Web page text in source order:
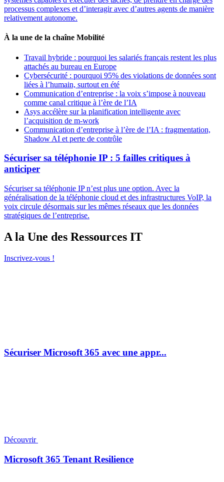
processus complexes et d’interagir avec d’autres agents de manière
relativement autonome.
À la une de la chaîne Mobilité
Travail hybride : pourquoi les salariés français restent les plus
attachés au bureau en Europe
Cybersécurité : pourquoi 95% des violations de données sont
liées à l’humain, surtout en été
Communication d’entreprise : la voix s’impose à nouveau
comme canal critique à l’ère de l’IA
Asys accélère sur la planification intelligente avec
l’acquisition de m-work
Communication d’entreprise à l’ère de l’IA : fragmentation,
Shadow AI et perte de contrôle
Sécuriser sa téléphonie IP : 5 failles critiques à
anticiper
Sécuriser sa téléphonie IP n’est plus une option. Avec la
généralisation de la téléphonie cloud et des infrastructures VoIP, la
voix circule désormais sur les mêmes réseaux que les données
stratégiques de l’entreprise.
A la Une des Ressources IT
Inscrivez-vous !
Sécuriser Microsoft 365 avec une appr...
Découvrir
Microsoft 365 Tenant Resilience